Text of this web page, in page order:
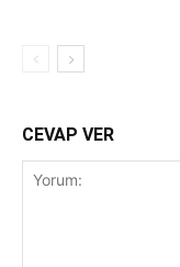
CEVAP VER